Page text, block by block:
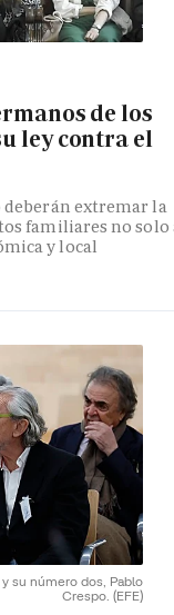
de los
ley contra el
extremar la
familiares no solo
y local
su número dos, Pablo
Crespo. (EFE)